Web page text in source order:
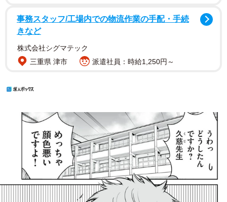
事務スタッフ/工場内での物流作業の手配・手続
きなど
株式会社シグマテック
三重県 津市
派遣社員：時給1,250円～